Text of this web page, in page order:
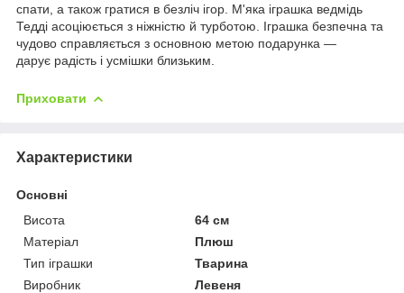
спати, а також гратися в безліч ігор. М'яка іграшка ведмідь
Тедді асоціюється з ніжністю й турботою. Іграшка безпечна та
чудово справляється з основною метою подарунка —
дарує радість і усмішки близьким.
Приховати
Характеристики
Основні
Висота
64 см
Матеріал
Плюш
Тип іграшки
Тварина
Виробник
Левеня